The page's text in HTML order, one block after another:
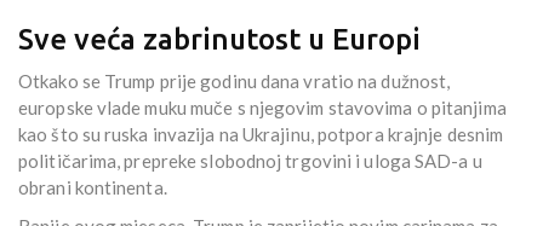
Sve veća zabrinutost u Europi
Otkako se Trump prije godinu dana vratio na dužnost,
europske vlade muku muče s njegovim stavovima o pitanjima
kao što su ruska invazija na Ukrajinu, potpora krajnje desnim
političarima, prepreke slobodnoj trgovini i uloga SAD-a u
obrani kontinenta.